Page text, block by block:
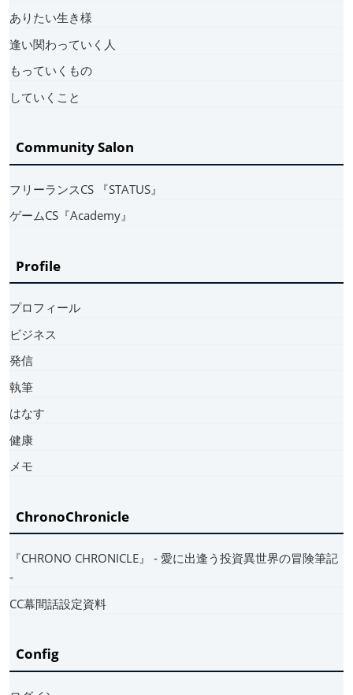
ありたい生き様
逢い関わっていく人
もっていくもの
していくこと
Community Salon
フリーランスCS 『STATUS』
ゲームCS『Academy』
Profile
プロフィール
ビジネス
発信
執筆
はなす
健康
メモ
ChronoChronicle
『CHRONO CHRONICLE』 ‐ 愛に出逢う投資異世界の冒険筆記
‐
CC幕間話設定資料
Config